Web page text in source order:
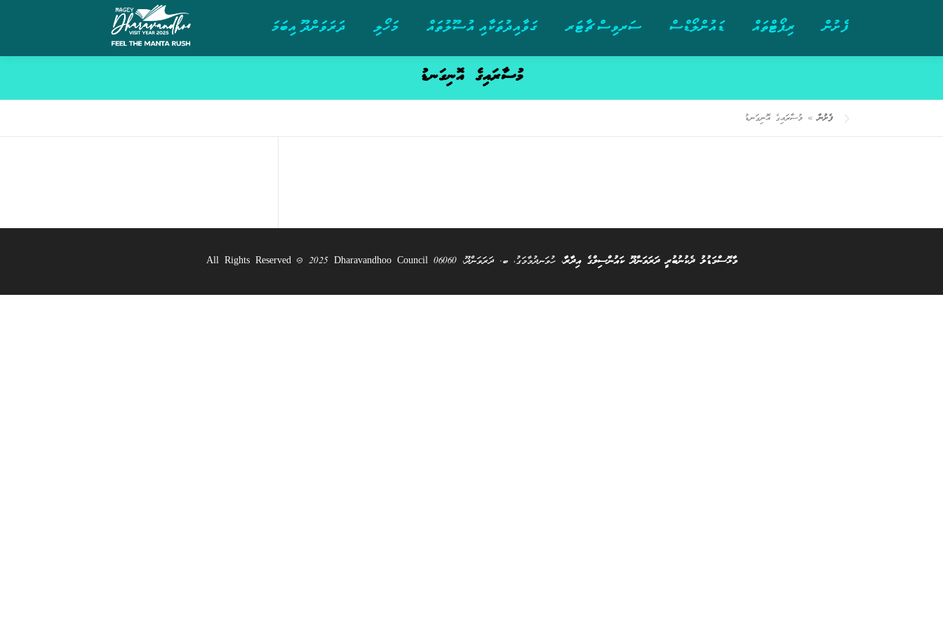
ދަރަވަންދޫ އިބަމަ މަހޯލި ގަވާއިދުތަކާއި އުސޫލުތައް ސަރވިސް ޗާޓަރ ޑައުންލޯޑްސް ރިޕޯޓްތައް ފެށުން
މުސާރައިގެ އޮނިގަނޑު
ފެށުން» މުސާރައިގެ އޮނިގަނޑު
މާޅޮސްމަޑުލު ދެކުނުބުރީ ދަރަވަންދޫ ކައުންސިލްގެ އިދާރާ، ހުވަނދުމާމަގު، ބ. ދަރަވަންދޫ، 06060 All Rights Reserved @ 2025 Dharavandhoo Council